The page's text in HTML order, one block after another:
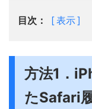
目次： 表示
方法1．
たSafari